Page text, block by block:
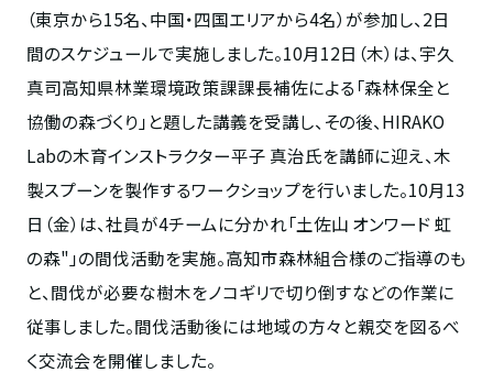
（東京から15名、中国・四国エリアから4名）が参加し、2日
間のスケジュールで実施しました。10月12日（木）は、宇久
真司高知県林業環境政策課課長補佐による「森林保全と
協働の森づくり」と題した講義を受講し、その後、HIRAKO
Labの木育インストラクター平子 真治氏を講師に迎え、木
製スプーンを製作するワークショップを行いました。10月13
日（金）は、社員が4チームに分かれ「土佐山 オンワード 虹
の森"」の間伐活動を実施。高知市森林組合様のご指導のも
と、間伐が必要な樹木をノコギリで切り倒すなどの作業に
従事しました。間伐活動後には地域の方々と親交を図るべ
く交流会を開催しました。